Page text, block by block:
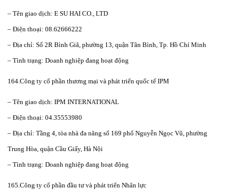
– Tên giao dịch: E SU HAI CO., LTD
– Điện thoại: 08.62666222
– Địa chỉ: Số 2R Bình Giã, phường 13, quận Tân Bình, Tp. Hồ Chí Minh
– Tình trạng: Doanh nghiệp đang hoạt động
164.Công ty cổ phần thương mại và phát triển quốc tế IPM
– Tên giao dịch: IPM INTERNATIONAL
– Điện thoại: 04.35553980
– Địa chỉ: Tầng 4, tòa nhà đa năng số 169 phố Nguyễn Ngọc Vũ, phường
Trung Hòa, quận Cầu Giấy, Hà Nội
– Tình trạng: Doanh nghiệp đang hoạt động
165.Công ty cổ phần đầu tư và phát triển Nhân lực